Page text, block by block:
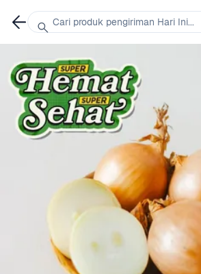
Cari produk pengiriman Hari Ini...